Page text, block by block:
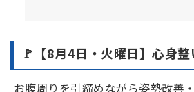
🚩【8月4日・火曜日】心身
お腹周りを引締めながら姿勢改善